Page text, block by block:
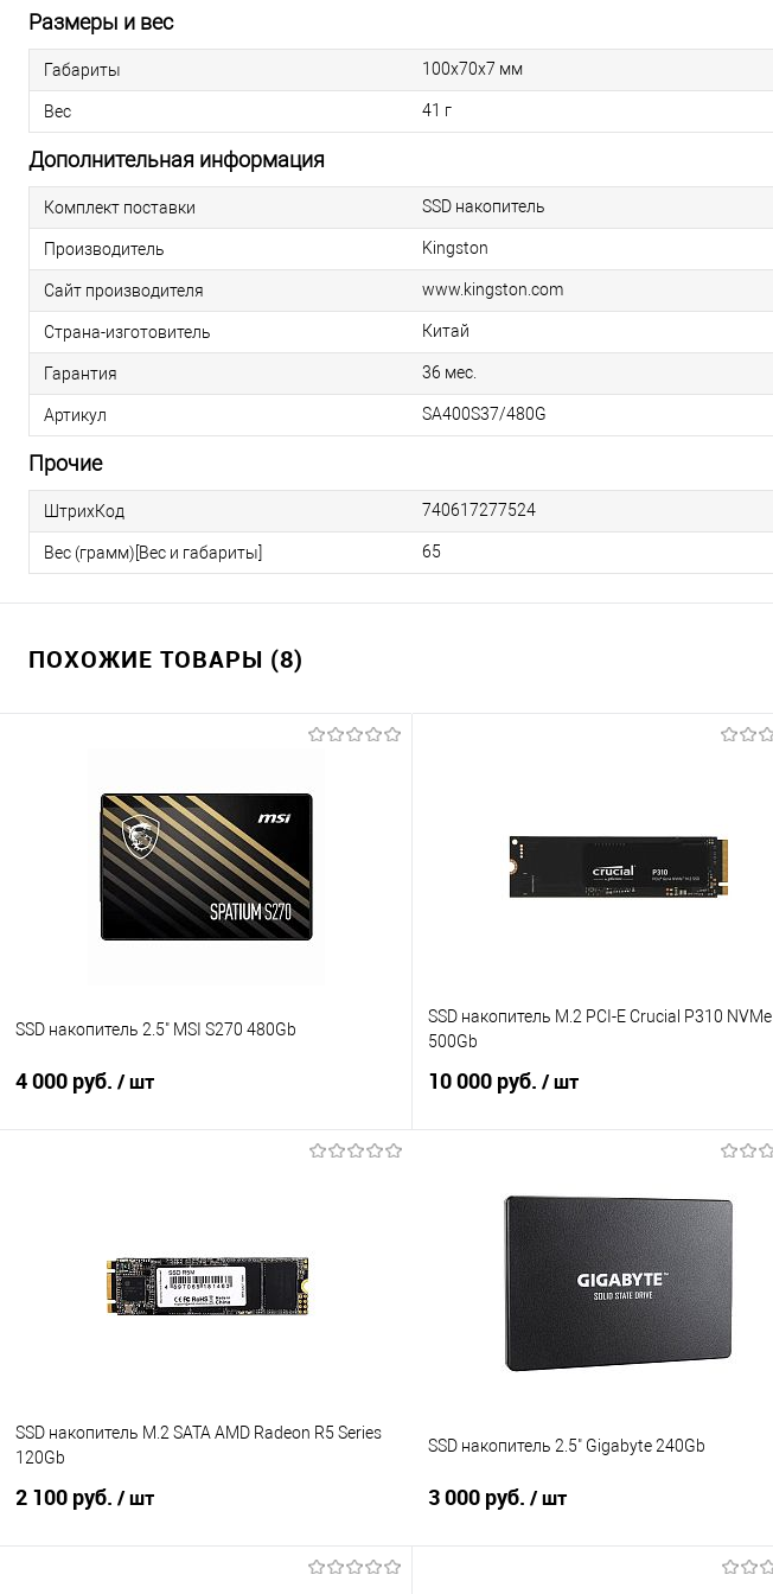
Размеры и вес
Габариты 100х70х7 мм
Вес 41 г
Дополнительная информация
Комплект поставки SSD накопитель
Производитель Kingston
Сайт производителя www.kingston.com
Страна-изготовитель Китай
Гарантия 36 мес.
Артикул SA400S37/480G
Прочие
ШтрихКод 740617277524
Вес (грамм)[Вес и габариты] 65
ПОХОЖИЕ ТОВАРЫ (8)
SSD накопитель 2.5" MSI S270 480Gb
4 000 руб. / шт
В избранное
В наличии
SSD накопитель M.2 PCI-E Crucial P310 NVMe
500Gb
10 000 руб. / шт
Купить в 1 клик
Сравнение
В избранное
В наличии
SSD накопитель M.2 SATA AMD Radeon R5 Series
120Gb
2 100 руб. / шт
SSD накопитель 2.5" Gigabyte 240Gb
3 000 руб. / шт